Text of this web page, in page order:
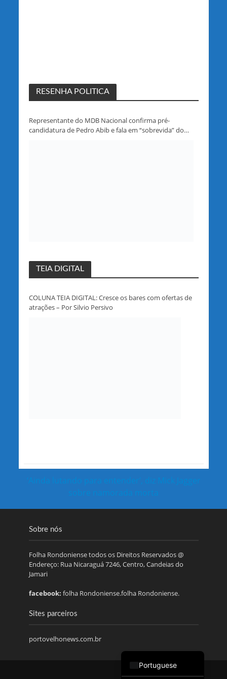
RESENHA POLITICA
Representante do MDB Nacional confirma pré-
candidatura de Pedro Abib e fala em “sobrevida” do
TEIA DIGITAL
COLUNA TEIA DIGITAL: Cresce os bares com ofertas de
atrações – Por Silvio Persivo
‘Ainda lutando para entender’, diz Mick Jagger
sobre namorada morta
Sobre nós
Folha Rondoniense todos os Direitos Reservados @
Endereço: Rua Nicaraguá 7246, Centro, Candeias do
Jamari
facebook: folha Rondoniense.folha Rondoniense.
Sites parceiros
portovelhonews.com.br
Portuguese